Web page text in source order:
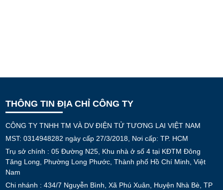
THÔNG TIN ĐỊA CHỈ CÔNG TY
CÔNG TY TNHH TM VÀ DV ĐIỆN TỬ TƯƠNG LAI VIỆT NAM
MST: 0314948282 ngày cấp 27/3/2018, Nơi cấp: TP. HCM
Trụ sở chính : 05 Đường N25, Khu nhà ở số 4 tại KĐTM Đông
Tăng Long, Phường Long Phước, Thành phố Hồ Chí Minh, Việt
Nam
Chi nhánh : 434/7 Nguyễn Bình, Xã Phú Xuân, Huyện Nhà Bè, TP